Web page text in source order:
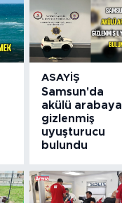
ASAYIŞ
Samsun'da
akülü arabaya
gizlenmiş
uyuşturucu
bulundu